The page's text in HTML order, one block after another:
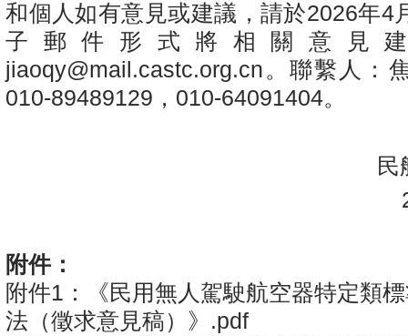
和個人如有意見或建議，請於2026年4
子郵件形式將相關意見
jiaoqy@mail.castc.org.cn。聯繫人：
010-89489129，010-64091404。
民航
附件：
附件1：《民用無人駕駛航空器特定類
法（徵求意見稿）》.pdf